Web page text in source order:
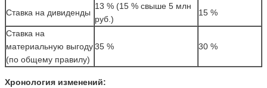
Ставка на дивиденды
13 % (15 % свыше 5 млн
руб.)
15 %
Ставка на
материальную выгоду
(по общему правилу)
35 % 30 %
Хронология изменений: